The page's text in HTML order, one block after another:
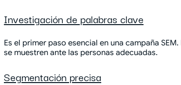
Investigación de palabras clave
Es el primer paso esencial en una campaña
se muestren ante las personas adecuadas.
Segmentación precisa